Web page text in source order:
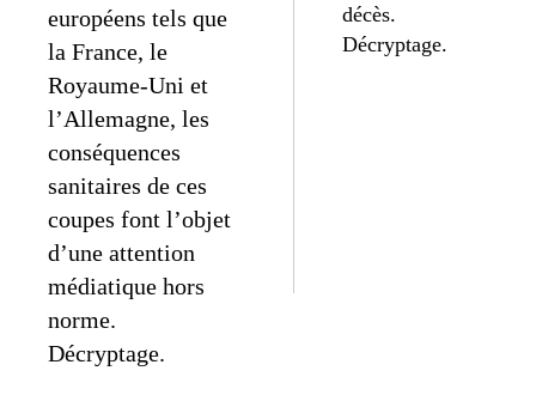
européens tels que
la France, le
Royaume-Uni et
l’Allemagne, les
conséquences
sanitaires de ces
coupes font l’objet
d’une attention
médiatique hors
norme.
Décryptage.
décès.
Décryptage.